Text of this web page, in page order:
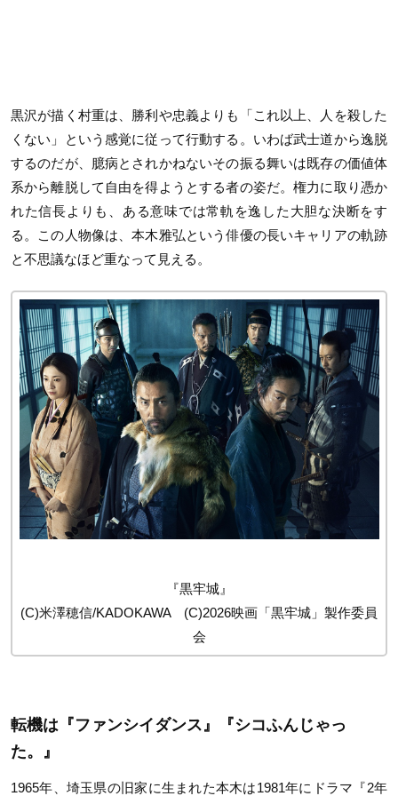
黒沢が描く村重は、勝利や忠義よりも「これ以上、人を殺した
くない」という感覚に従って行動する。いわば武士道から逸脱
するのだが、臆病とされかねないその振る舞いは既存の価値体
系から離脱して自由を得ようとする者の姿だ。権力に取り憑か
れた信長よりも、ある意味では常軌を逸した大胆な決断をす
る。この人物像は、本木雅弘という俳優の長いキャリアの軌跡
と不思議なほど重なって見える。
『黒牢城』
(C)米澤穂信/KADOKAWA (C)2026映画「黒牢城」製作委員
会
転機は『ファンシイダンス』『シコふんじゃっ
た。』
1965年、埼玉県の旧家に生まれた本木は1981年にドラマ『2年